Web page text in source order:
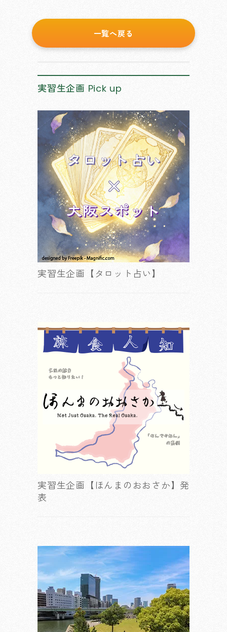
一覧へ戻る
実習生企画 Pick up
実習生企画【タロット占い】
実習生企画【ほんまのおおさか】発
表